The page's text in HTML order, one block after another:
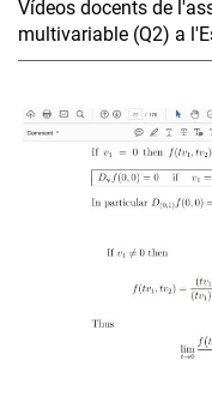
Vídeos docents de
multivariable (Q2) a